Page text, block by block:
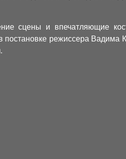
сцены и впечатляющие
постановке режиссера Вадима